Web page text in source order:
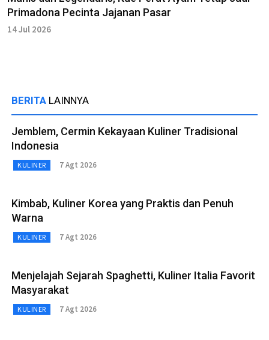
Primadona Pecinta Jajanan Pasar
14 Jul 2026
BERITA LAINNYA
Jemblem, Cermin Kekayaan Kuliner Tradisional
Indonesia
KULINER 7 Agt 2026
Kimbab, Kuliner Korea yang Praktis dan Penuh
Warna
KULINER 7 Agt 2026
Menjelajah Sejarah Spaghetti, Kuliner Italia Favorit
Masyarakat
KULINER 7 Agt 2026